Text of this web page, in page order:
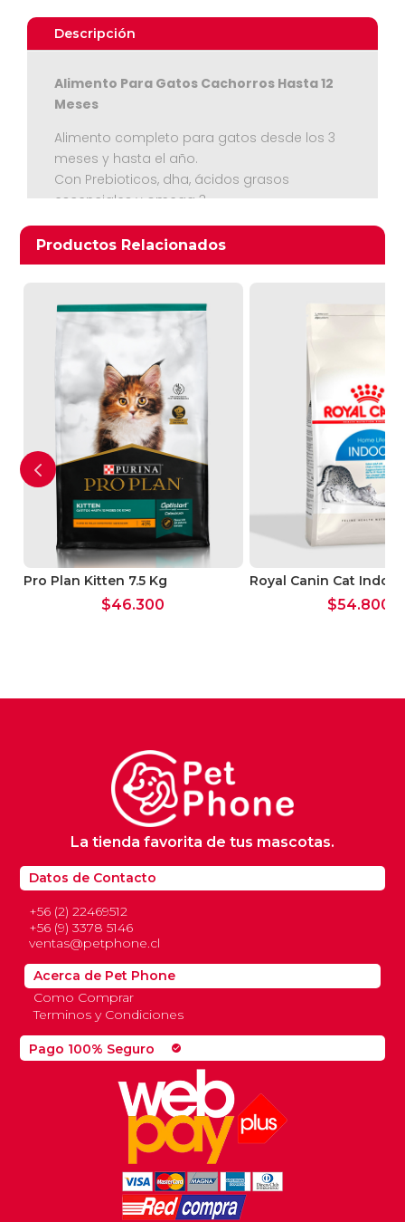
Ver Carrito
Seguir Comprando
Descripción
Alimento Para Gatos Cachorros Hasta 12
Meses
Alimento completo para gatos desde los 3
meses y hasta el año.
Con Prebioticos, dha, ácidos grasos
escenciales y omega 3
Productos Relacionados
Productos relacionados
Pro Plan Kitten 7.5 Kg
$46.300
Royal Canin Cat
$54.800
Pago 100% Seguro check_circle
Datos de Contacto
+56 (2) 22469512
+56 (9) 3378 5146
ventas@petphone.cl
La tienda favorita de tus mascotas.
Acerca de Pet Phone
Como Comprar
Terminos y Condiciones